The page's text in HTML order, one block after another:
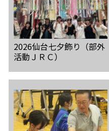
2026仙台七夕飾り（部外
活動ＪＲＣ）